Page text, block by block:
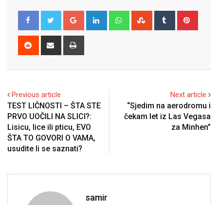
Google+ LinkedIn WhatsappStumbleUpon
Tumblr
Reddit
Share
Previous article
TEST LIČNOSTI – ŠTA STE
PRVO UOČILI NA SLICI?:
Lisicu, lice ili pticu, EVO
ŠTA TO GOVORI O VAMA,
usudite li se saznati?
Next article
“Sjedim na aerodromu i
čekam let iz Las Vegasa
za Minhen”
samir